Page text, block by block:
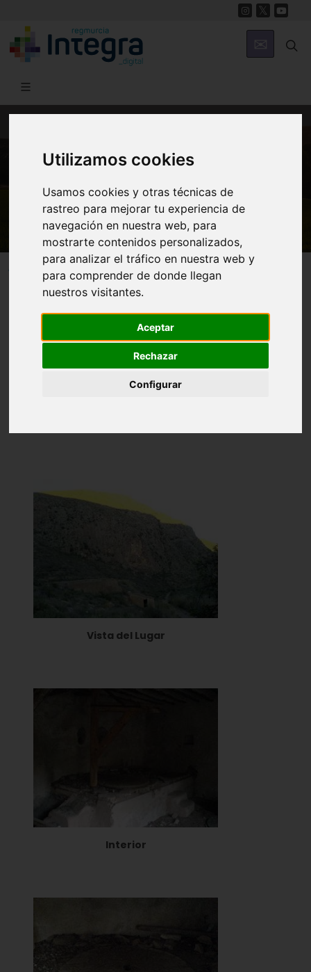
Utilizamos cookies
Usamos cookies y otras técnicas de
rastreo para mejorar tu experiencia de
navegación en nuestra web, para
mostrarte contenidos personalizados,
para analizar el tráfico en nuestra web y
para comprender de donde llegan
nuestros visitantes.
Aceptar
Rechazar
Configurar
MUNICIPIOS
Morata
Molino de Viquejos
Morata Patrimonio
Descripción
Álbum de Fotos
Vista del Lugar
Interior